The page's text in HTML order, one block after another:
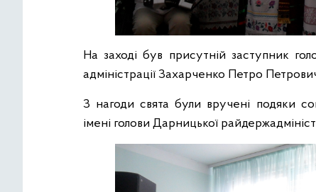
На заході був присутній заступник
адміністрації Захарченко Петро
З нагоди свята були вручені подяки
імені голови Дарницької